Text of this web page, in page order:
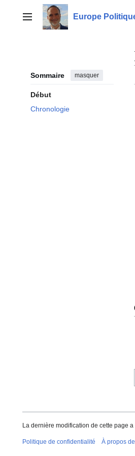
contenuMenu principalEurope
Sommaire masquer
Début
Chronologie
La dernière modification de cette page
Politique de confidentialité À propos